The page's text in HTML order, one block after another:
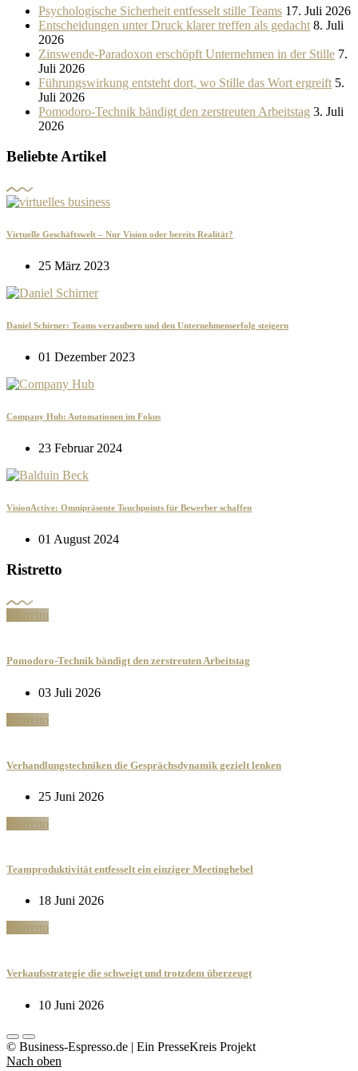
Psychologische Sicherheit entfesselt stille Teams 17. Juli 2026
Entscheidungen unter Druck klarer treffen als gedacht 8. Juli
2026
Zinswende-Paradoxon erschöpft Unternehmen in der Stille 7.
Juli 2026
Führungswirkung entsteht dort, wo Stille das Wort ergreift 5.
Juli 2026
Pomodoro-Technik bändigt den zerstreuten Arbeitstag 3. Juli
2026
Beliebte Artikel
Virtuelle Geschäftswelt – Nur Vision oder bereits Realität?
25 März 2023
Daniel Schirner: Teams verzaubern und den Unternehmenserfolg steigern
01 Dezember 2023
Company Hub: Automationen im Fokus
23 Februar 2024
VisionActive: Omnipräsente Touchpoints für Bewerber schaffen
01 August 2024
Ristretto
Ristretto
Pomodoro-Technik bändigt den zerstreuten Arbeitstag
03 Juli 2026
Ristretto
Verhandlungstechniken die Gesprächsdynamik gezielt lenken
25 Juni 2026
Ristretto
Teamproduktivität entfesselt ein einziger Meetinghebel
18 Juni 2026
Ristretto
Verkaufsstrategie die schweigt und trotzdem überzeugt
10 Juni 2026
© Business-Espresso.de | Ein PresseKreis Projekt
Nach oben